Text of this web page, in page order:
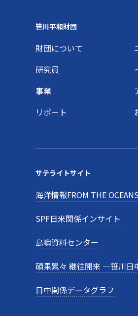
Footer
笹川平和財団
財団について
研究員
事業
リポート
サテライトサイト
海洋情報FROM THE
SPF日米関係インサイト
島嶼資料センター
碩果累々 継往開来 —笹川
日中関係データグラフ